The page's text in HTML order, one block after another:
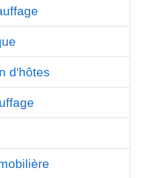
d'hôtes